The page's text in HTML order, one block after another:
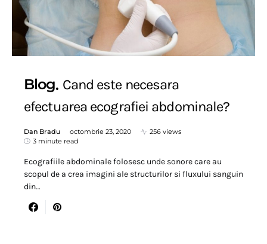
Blog Cand este necesara
efectuarea ecografiei abdominale?
Dan Bradu octombrie 23, 2020
256 views
3 minute read
Ecografiile abdominale folosesc unde sonore care au
scopul de a crea imagini ale structurilor si fluxului sanguin
din…